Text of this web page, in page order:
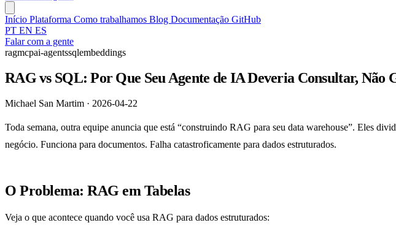
Início Plataforma Como trabalhamos Blog Documentação GitHub
PT EN ES
Falar com a gente
ragmcpai-agentssqlembeddings
RAG vs SQL: Por Que Seu Agente de IA Deveria Consultar, Não
Michael San Martim · 2026-04-22
Toda semana, outra equipe anuncia que está “construindo RAG para seu data warehouse”. Eles
negócio. Funciona para documentos. Falha catastroficamente para dados estruturados.
O Problema: RAG em Tabelas
Veja o que acontece quando você usa RAG para dados estruturados: